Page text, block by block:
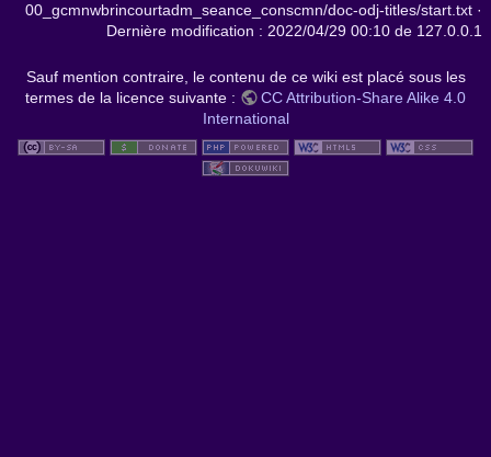
00_gcmnwbrincourtadm_seance_conscmn/doc-odj-titles/start.txt ·
Dernière modification : 2022/04/29 00:10 de 127.0.0.1
Sauf mention contraire, le contenu de ce wiki est placé sous les
termes de la licence suivante :
CC Attribution-Share Alike 4.0
International